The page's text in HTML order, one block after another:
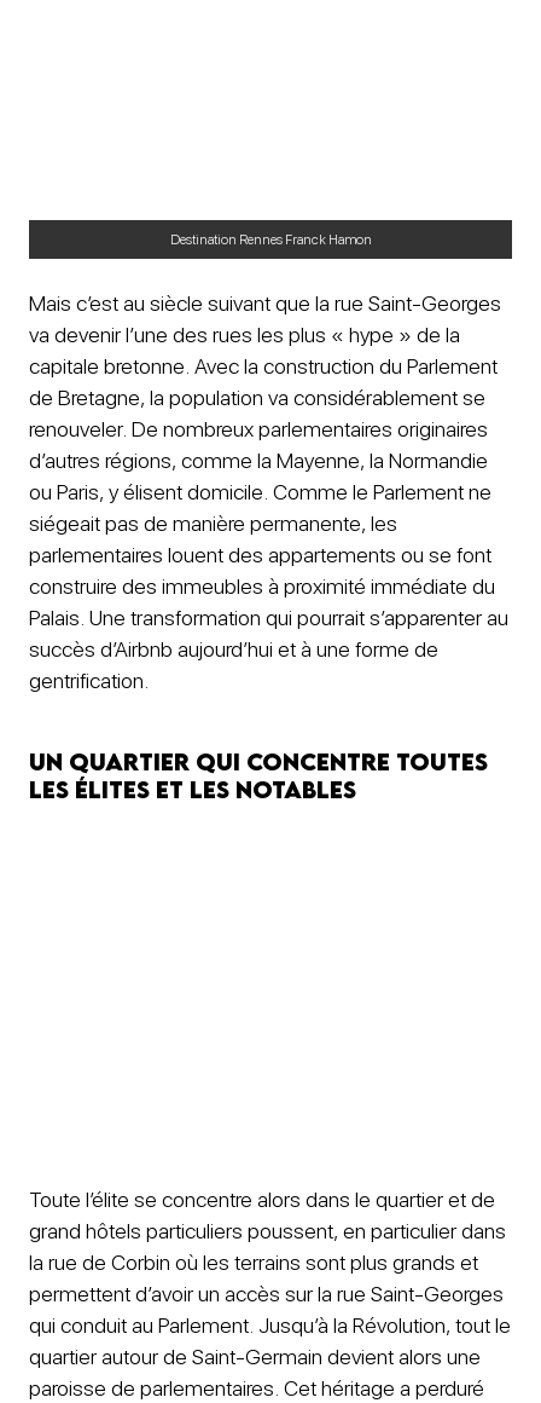
Destination Rennes Franck Hamon
Mais c’est au siècle suivant que la rue Saint-Georges
va devenir l’une des rues les plus « hype » de la
capitale bretonne. Avec la construction du Parlement
de Bretagne, la population va considérablement se
renouveler. De nombreux parlementaires originaires
d’autres régions, comme la Mayenne, la Normandie
ou Paris, y élisent domicile. Comme le Parlement ne
siégeait pas de manière permanente, les
parlementaires louent des appartements ou se font
construire des immeubles à proximité immédiate du
Palais. Une transformation qui pourrait s’apparenter au
succès d’Airbnb aujourd’hui et à une forme de
gentrification.
Un quartier qui concentre toutes
les élites et les notables
Toute l’élite se concentre alors dans le quartier et de
grand hôtels particuliers poussent, en particulier dans
la rue de Corbin où les terrains sont plus grands et
permettent d’avoir un accès sur la rue Saint-Georges
qui conduit au Parlement. Jusqu’à la Révolution, tout le
quartier autour de Saint-Germain devient alors une
paroisse de parlementaires. Cet héritage a perduré